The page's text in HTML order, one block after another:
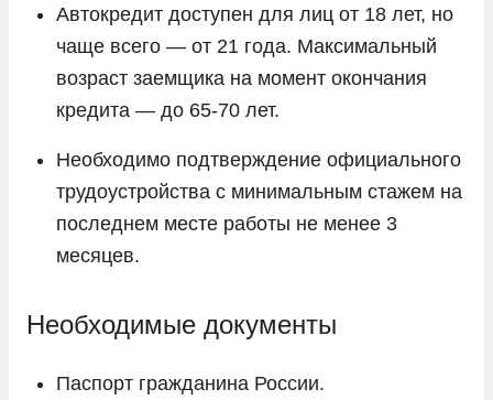
Автокредит доступен для лиц от 18 лет, но
чаще всего — от 21 года. Максимальный
возраст заемщика на момент окончания
кредита — до 65-70 лет.
Необходимо подтверждение официального
трудоустройства с минимальным стажем на
последнем месте работы не менее 3
месяцев.
Необходимые документы
Паспорт гражданина России.